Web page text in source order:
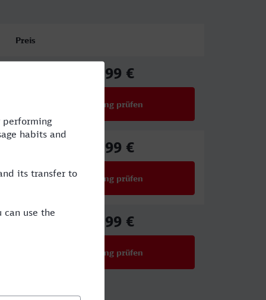
Preis
40,99 €
Verbindung prüfen
40,99 €
Verbindung prüfen
51,99 €
Verbindung prüfen